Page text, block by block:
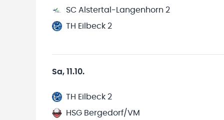
SC Alstertal-Langenhorn 2
TH Eilbeck 2
Sa, 11.10.
TH Eilbeck 2
HSG Bergedorf/VM